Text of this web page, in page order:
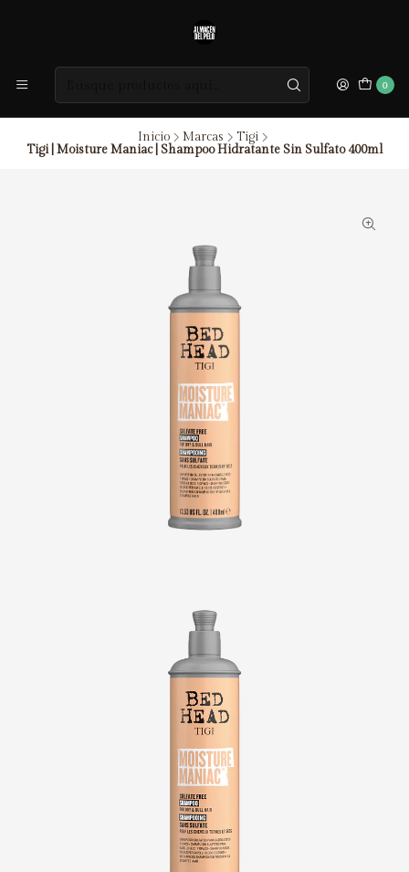
0
Inicio Marcas
Tigi
Tigi | Moisture Maniac | Shampoo Hidratante Sin Sulfato 400ml